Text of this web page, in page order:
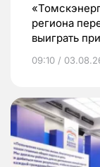
региона
выиграть
09:10 /